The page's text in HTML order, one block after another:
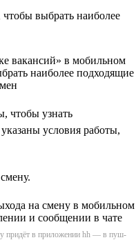
выбрать наиболее
чтобы узнать
условия работы,
придёт в приложении hh — в пуш-